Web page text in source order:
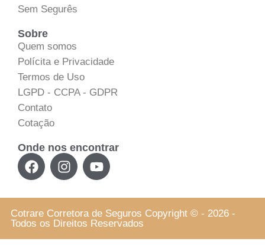
Sem Segurês
Sobre
Quem somos
Polícita e Privacidade
Termos de Uso
LGPD - CCPA - GDPR
Contato
Cotação
Onde nos encontrar
Cotrare Corretora de Seguros Copyright © - 2026 -
Todos os Direitos Reservados